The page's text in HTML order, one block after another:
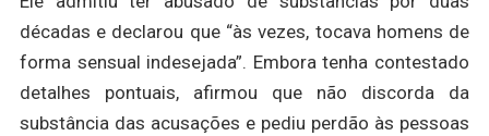
décadas e declarou que “às vezes, tocava homens de
forma sensual indesejada”. Embora tenha contestado
detalhes pontuais, afirmou que não discorda da
substância das acusações e pediu perdão às pessoas